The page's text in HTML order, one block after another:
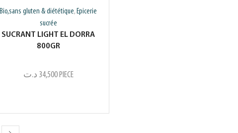
Bio,sans gluten & diététique, Epicerie
sucrée
SUCRANT LIGHT EL DORRA
800GR
34,500 د.ت PIECE